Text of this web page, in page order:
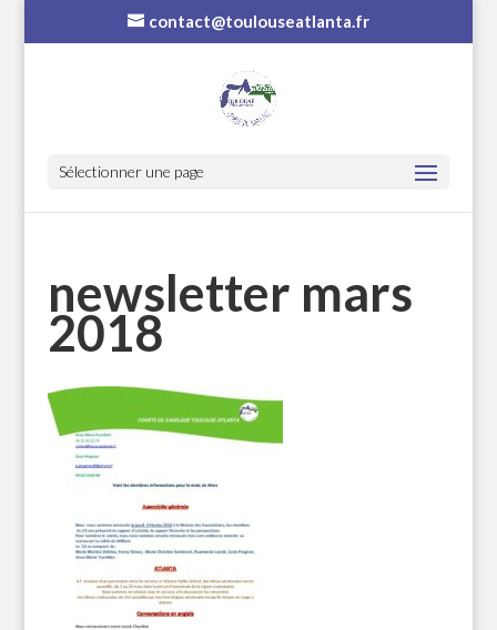
contact@toulouseatlanta.fr
Sélectionner une page
newsletter mars
2018